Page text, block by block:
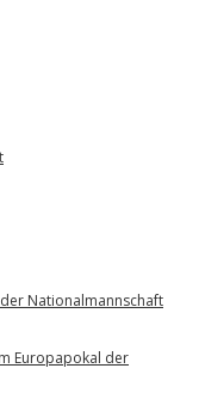
Nationalmannschaft
Europapokal der